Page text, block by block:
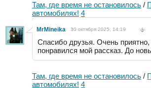
Там, где время не остановилось /
автомобилях! 4
MrMineika 30 октября 2025, 14:19
Спасибо друзья. Очень
понравился мой рассказ. До
Там, где время не остановилось /
автомобилях! 4